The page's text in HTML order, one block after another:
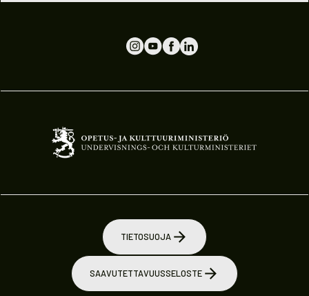
TIETOSUOJA
SAAVUTETTAVUUSSELOSTE